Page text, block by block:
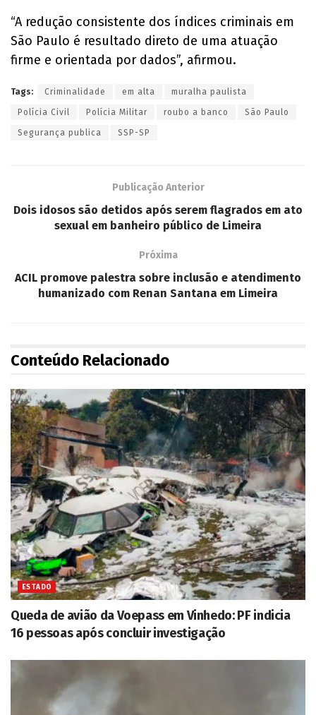
“A redução consistente dos índices criminais em
São Paulo é resultado direto de uma atuação
firme e orientada por dados”, afirmou.
Tags: Criminalidade em alta muralha paulista
Polícia Civil Polícia Militar roubo a banco São Paulo
Segurança publica SSP-SP
Publicação Anterior
Dois idosos são detidos após serem flagrados em ato
sexual em banheiro público de Limeira
Próxima
ACIL promove palestra sobre inclusão e atendimento
humanizado com Renan Santana em Limeira
Conteúdo Relacionado
ESTADO
Queda de avião da Voepass em Vinhedo: PF indicia
16 pessoas após concluir investigação